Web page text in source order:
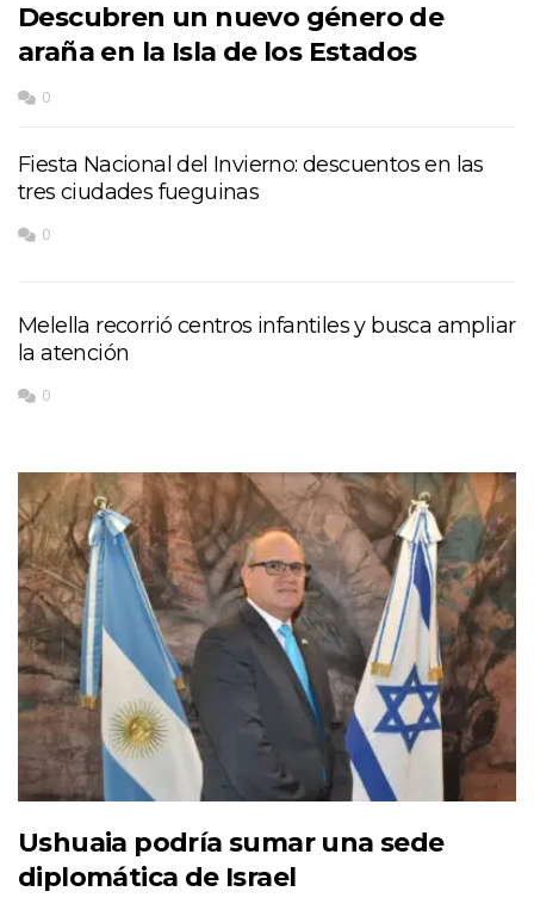
Descubren un nuevo género de
araña en la Isla de los Estados
0
Fiesta Nacional del Invierno: descuentos en las
tres ciudades fueguinas
0
Melella recorrió centros infantiles y busca ampliar
la atención
0
Ushuaia podría sumar una sede
diplomática de Israel